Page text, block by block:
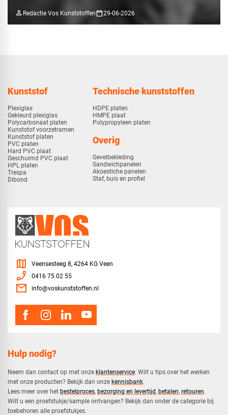
person Redactie Vos Kunststoffencalendar_today29-06-2026
Kunststof
Plexiglas
Gekleurd plexiglas
Polycarbonaat platen
Kunststof voorzetramen
Kunststof platen
PVC platen
Hard PVC plaat
Geschuimd PVC plaat
HPL platen
Trespa
Dibond
Technische kunststoffen
HDPE platen
HMPE plaat
Polypropyleen platen
Overig
Gevelbekleding
Sandwichpanelen
Akoestiche panelen
Staf, buis en profiel
Hulp nodig?
Neem dan contact op met onze klantenservice. Wilt u tips over het werken
met onze producten? Bekijk dan onze kennisbank.
​Lees meer over het bestelproces, bezorging en levertijd, betalen, retouren.​
​Wilt u een proefstukje/sample ontvangen? Bekijk dan onder de categorie bij
toebehoren alle proefstukjes.
map Veensesteeg 8, 4264 KG Veen
phone_enabled 0416 75 02 55
mail info@voskunststoffen.nl